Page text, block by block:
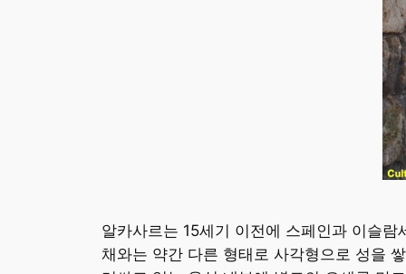
알카사르는 15세기 이전에 스페인과 이슬
채와는 약간 다른 형태로 사각형으로 성을